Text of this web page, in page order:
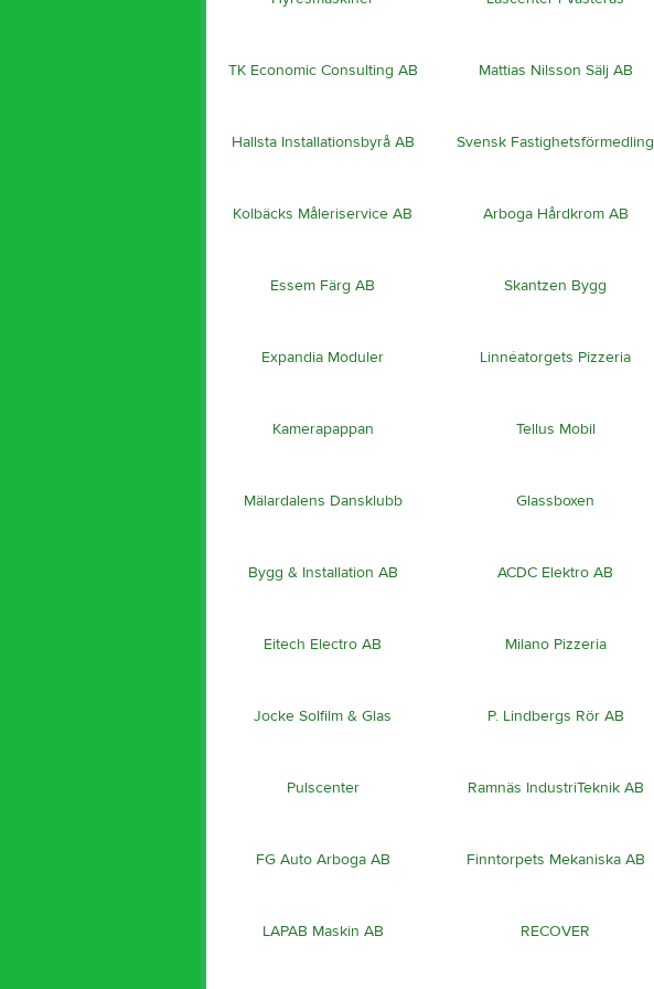
TK Economic Consulting AB Mattias Nilsson Sälj AB
Hallsta Installationsbyrå AB Svensk Fastighetsförmedling
Kolbäcks Måleriservice AB Arboga Hårdkrom AB
Essem Färg AB Skantzen Bygg
Expandia Moduler Linnéatorgets Pizzeria
Kamerapappan Tellus Mobil
Mälardalens Dansklubb Glassboxen
Bygg & Installation AB ACDC Elektro AB
Eitech Electro AB Milano Pizzeria
Jocke Solfilm & Glas P. Lindbergs Rör AB
Pulscenter Ramnäs IndustriTeknik AB
FG Auto Arboga AB Finntorpets Mekaniska AB
LAPAB Maskin AB RECOVER